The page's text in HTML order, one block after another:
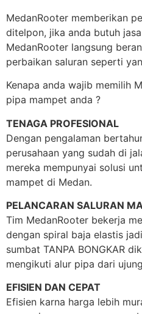
MedanRooter memberikan
ditelpon, jika anda butuh
MedanRooter langsung
perbaikan saluran seperti
Kenapa anda wajib memilih
pipa mampet anda ?
TENAGA PROFESIONAL
Dengan pengalaman
perusahaan yang sudah di
mereka mempunyai solusi
mampet di Medan.
PELANCARAN SALURAN
Tim MedanRooter bekerja
dengan spiral baja elastis
sumbat TANPA BONGKAR
mengikuti alur pipa dari
EFISIEN DAN CEPAT
Efisien karna harga lebih